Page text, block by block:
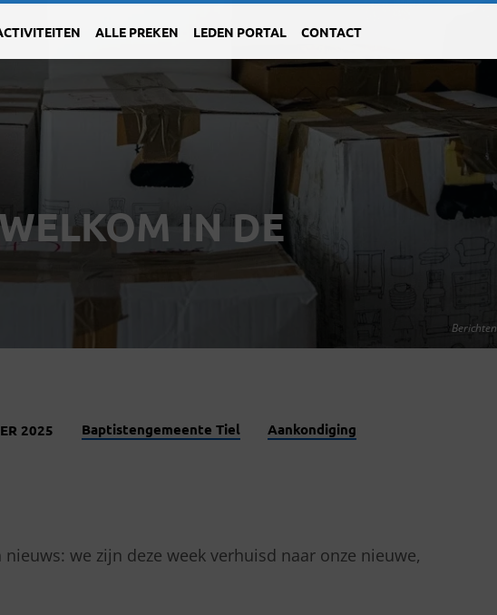
ALLE PREKEN LEDEN PORTAL CONTACT
IN DE
Berichten
2025 Baptistengemeente Tiel Aankondiging
we zijn deze week verhuisd naar onze nieuwe,